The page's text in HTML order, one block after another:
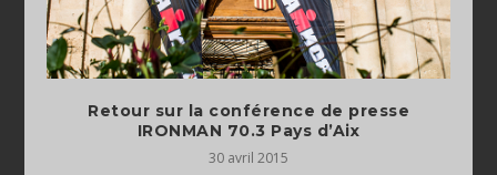
Retour sur la conférence de presse
30 avril 2015